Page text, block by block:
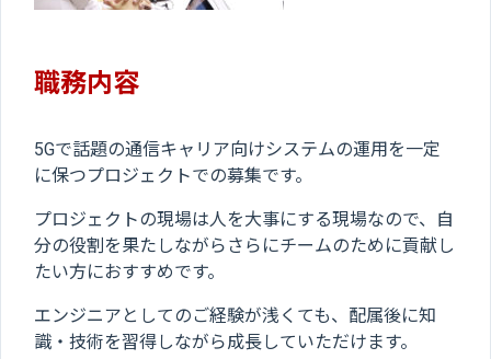
職務内容
5Gで話題の通信キャリア向けシステムの運用を一定
に保つプロジェクトでの募集です。
プロジェクトの現場は人を大事にする現場なので、自
分の役割を果たしながらさらにチームのために貢献し
たい方におすすめです。
エンジニアとしてのご経験が浅くても、配属後に知
識・技術を習得しながら成長していただけます。